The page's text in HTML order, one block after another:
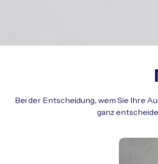
Bei der Entscheidung, wem Sie Ihre
ganz